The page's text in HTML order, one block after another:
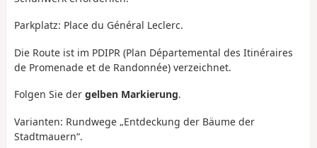
Parkplatz: Place du Général Leclerc.
Die Route ist im PDIPR (Plan Départemental des Itinéraires
de Promenade et de Randonnée) verzeichnet.
Folgen Sie der gelben Markierung.
Varianten: Rundwege „Entdeckung der Bäume der
Stadtmauern“.